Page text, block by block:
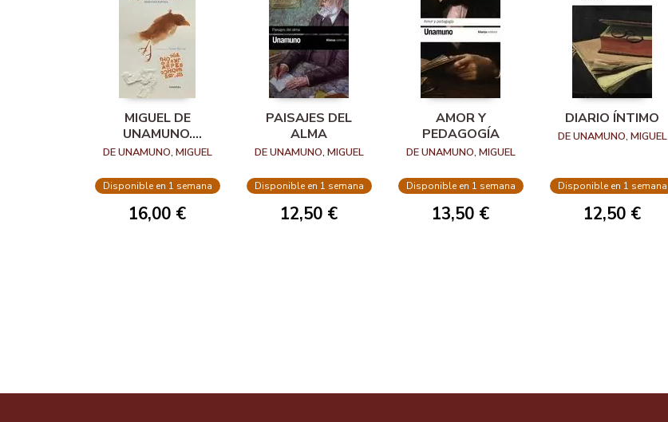
MIGUEL DE
UNAMUNO.
SELECCIÓN
DE UNAMUNO, MIGUEL
Disponible en 1 semana
16,00 €
PAISAJES DEL
ALMA
DE UNAMUNO, MIGUEL
Disponible en 1 semana
12,50 €
AMOR Y
PEDAGOGÍA
DE UNAMUNO, MIGUEL
Disponible en 1 semana
13,50 €
DIARIO ÍNTIMO
DE UNAMUNO, MIGUEL
Disponible en 1 semana
12,50 €